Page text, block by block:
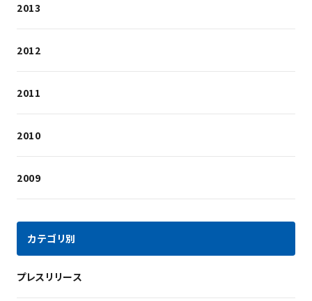
2013
2012
2011
2010
2009
カテゴリ別
プレスリリース